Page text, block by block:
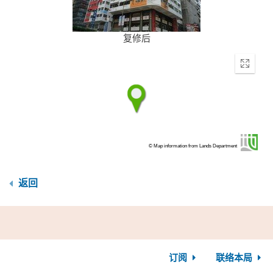
复修后
Enter
© Map information from Lands Department
返回
订阅 联络本局